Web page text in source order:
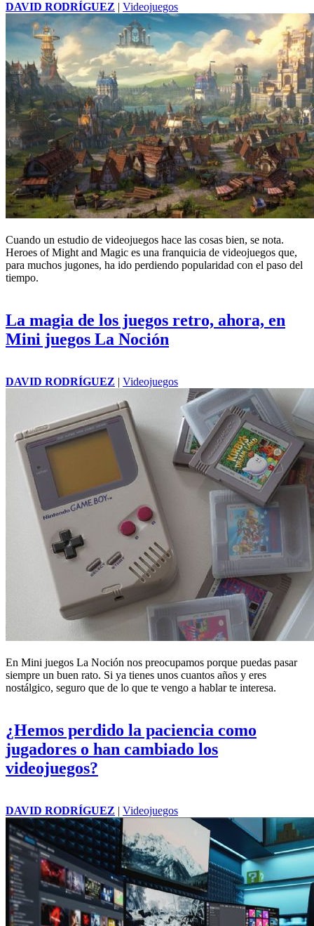
DAVID RODRÍGUEZ | Videojuegos
Cuando un estudio de videojuegos hace las cosas bien, se nota.
Heroes of Might and Magic es una franquicia de videojuegos que,
para muchos jugones, ha ido perdiendo popularidad con el paso del
tiempo.
La magia de los juegos retro, ahora, en
Mini juegos La Noción
DAVID RODRÍGUEZ | Videojuegos
En Mini juegos La Noción nos preocupamos porque puedas pasar
siempre un buen rato. Si ya tienes unos cuantos años y eres
nostálgico, seguro que de lo que te vengo a hablar te interesa.
¿Hemos perdido la paciencia como
jugadores o han cambiado los
videojuegos?
DAVID RODRÍGUEZ | Videojuegos